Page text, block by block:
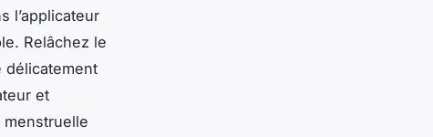
l’applicateur
Relâchez le
délicatement
et